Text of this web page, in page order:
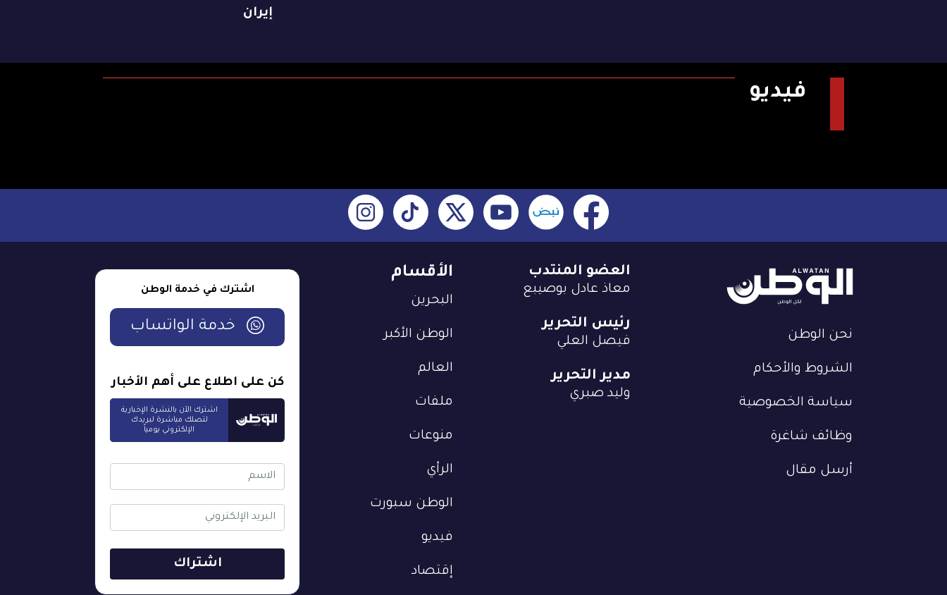
إيران
فيديو
نحن الوطن
الشروط والأحكام
سياسة الخصوصية
وظائف شاغرة
أرسل مقال
الأقسام
البحرين
الوطن الأكبر
العالم
ملفات
منوعات
الرأي
الوطن سبورت
فيديو
إقتصاد
العضو المنتدب
معاذ عادل بوصيبع
رئيس التحرير
فيصل العلي
مدير التحرير
وليد صبري
اشترك في خدمة الوطن
خدمة الواتساب
كن على اطلاع على أهم الأخبار
اشترك الآن بالنشرة الإخبارية
لتصلك مباشرة لبريدك
الإلكتروني يومياً
اشتراك